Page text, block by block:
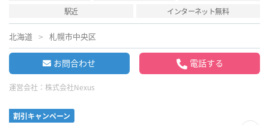
駅近
インターネット無料
北海道 札幌市中央区
お問合わせ 電話する
運営会社： 株式会社Nexus
割引キャンペーン